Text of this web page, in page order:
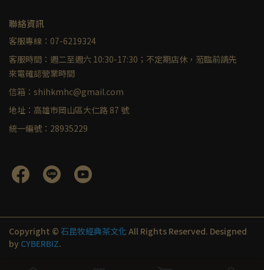
聯絡資訊
客服專線：07-6219324
客服時間：週二至週六 10:30-17:30；不定期店休，蒞臨前請先
來電確認營業時間
信箱：shihkmhc@gmail.com
地址：高雄市岡山區大仁路 87 號
統一編號：28935229
Copyright © 石昆牧經典茶文化 All Rights Reserved. Designed
by CYBERBIZ.